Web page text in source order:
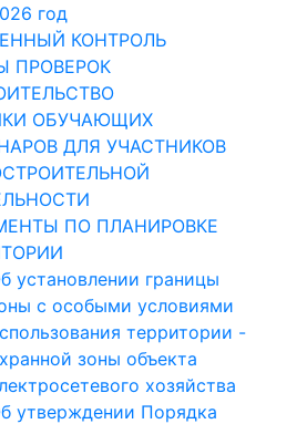
год
КОНТРОЛЬ
ПРОВЕРОК
ОБУЧАЮЩИХ
ДЛЯ УЧАСТНИКОВ
ПО ПЛАНИРОВКЕ
установлении границы
с особыми условиями
территории -
зоны объекта
хозяйства
утверждении Порядка